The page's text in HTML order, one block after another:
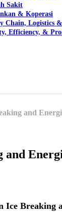
Sakit
& Koperasi
Chain, Logistics
Efficiency, &
and
and
Ice Breaking